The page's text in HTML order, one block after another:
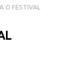
O FESTIVAL